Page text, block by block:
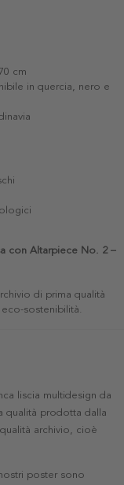
cm
in quercia, nero e
con Altarpiece No. 2 –
di prima qualità
sostenibilità.
liscia multidesign da
qualità prodotta dalla
archivio, cioè
poster sono